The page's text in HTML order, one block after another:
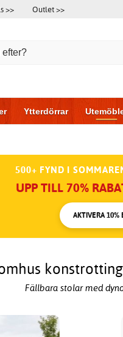
>> Outlet >>
Ytterdörrar
500+ FYND I
UPP TILL 70%
AKTIVERA 10%
Fällbara stolar med